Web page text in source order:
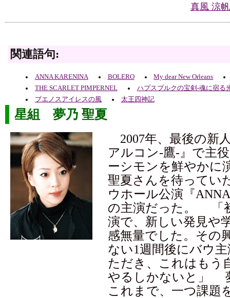
真風 涼
関連語句:
ANNA KARENINA BOLERO
My dear New Orleans
THE SCARLET PIMPERNEL
ハプスブルクの宝剣-魂に宿る
ブエノスアイレスの風
太王四神記
星組 夢乃 聖夏
2007年、最後の新
アルコン-鷹-』で主
ーシモンを鮮やかに
聖夏さんを待ってい
ウホール公演『
の主演だった。 「
演で、新しい発見や
感無量でした。その
ない1週間後にバウ
ただき、これはもう
やるしかないと」
これまで、一つ課題